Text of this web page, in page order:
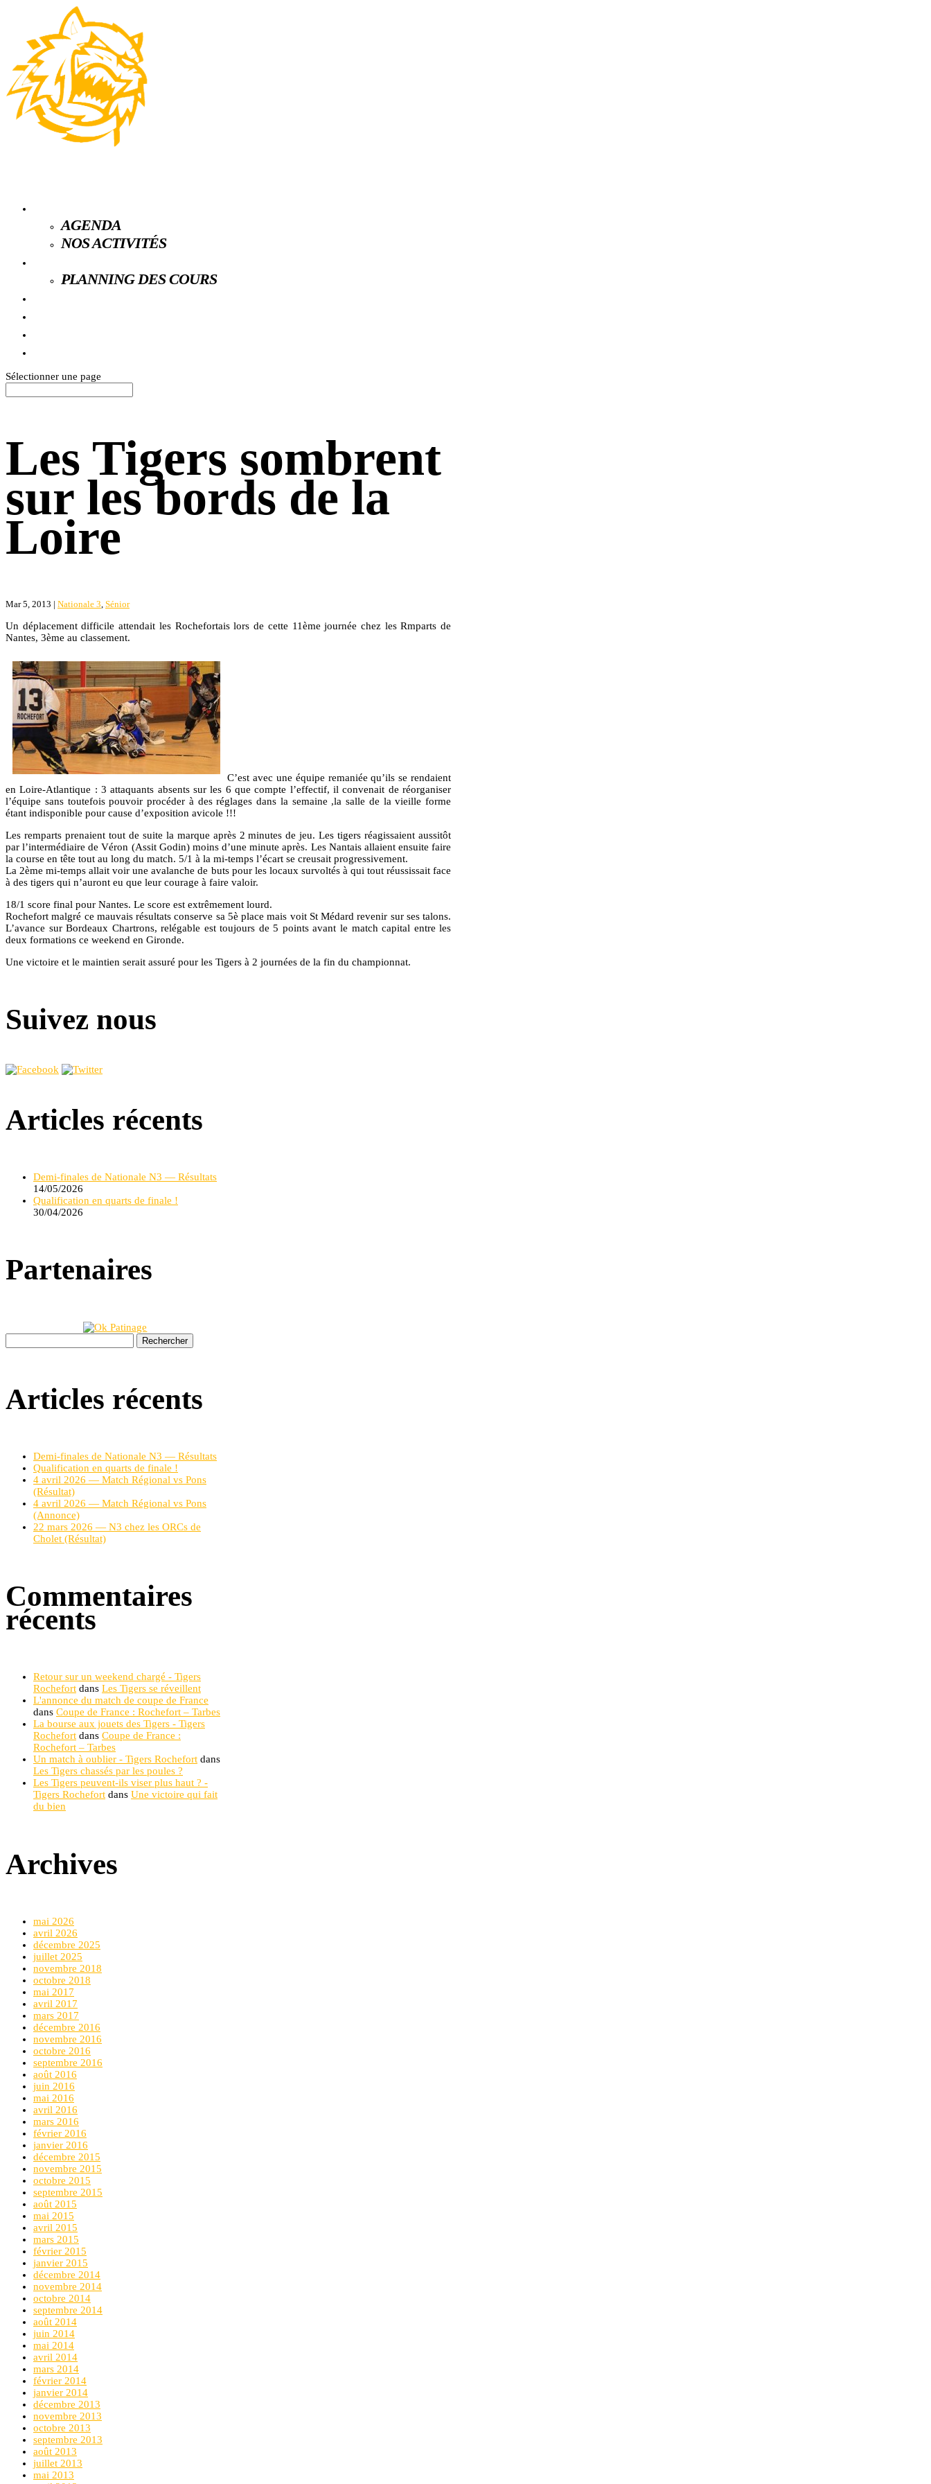
AGENDA
NOS ACTIVITÉS
PLANNING DES COURS
Sélectionner une page
Les Tigers sombrent
sur les bords de la
Loire
Mar 5, 2013 | Nationale 3 Sénior
Un déplacement difficile attendait les Rochefortais lors de cette 11ème journée chez les Rmparts de
Nantes, 3ème au classement.
C’est avec une équipe remaniée qu’ils se rendaient
en Loire-Atlantique : 3 attaquants absents sur les 6 que compte l’effectif, il convenait de réorganiser
l’équipe sans toutefois pouvoir procéder à des réglages dans la semaine ,la salle de la vieille forme
étant indisponible pour cause d’exposition avicole !!!
Les remparts prenaient tout de suite la marque après 2 minutes de jeu. Les tigers réagissaient aussitôt
par l’intermédiaire de Véron (Assit Godin) moins d’une minute après. Les Nantais allaient ensuite faire
la course en tête tout au long du match. 5/1 à la mi-temps l’écart se creusait progressivement.
La 2ème mi-temps allait voir une avalanche de buts pour les locaux survoltés à qui tout réussissait face
à des tigers qui n’auront eu que leur courage à faire valoir.
18/1 score final pour Nantes. Le score est extrêmement lourd.
Rochefort malgré ce mauvais résultats conserve sa 5è place mais voit St Médard revenir sur ses talons.
L’avance sur Bordeaux Chartrons, relégable est toujours de 5 points avant le match capital entre les
deux formations ce weekend en Gironde.
Une victoire et le maintien serait assuré pour les Tigers à 2 journées de la fin du championnat.
Suivez nous
Articles récents
Demi-finales de Nationale N3 — Résultats
14/05/2026
Qualification en quarts de finale !
30/04/2026
Partenaires
Articles récents
Demi-finales de Nationale N3 — Résultats
Qualification en quarts de finale !
4 avril 2026 — Match Régional vs Pons
(Résultat)
4 avril 2026 — Match Régional vs Pons
(Annonce)
22 mars 2026 — N3 chez les ORCs de
Cholet (Résultat)
Commentaires
récents
Retour sur un weekend chargé - Tigers
Rochefort dans Les Tigers se réveillent
L'annonce du match de coupe de France
dans Coupe de France : Rochefort – Tarbes
La bourse aux jouets des Tigers - Tigers
Rochefort dans Coupe de France :
Rochefort – Tarbes
Un match à oublier - Tigers Rochefort dans
Les Tigers chassés par les poules ?
Les Tigers peuvent-ils viser plus haut ? -
Tigers Rochefort dans Une victoire qui fait
du bien
Archives
mai 2026
avril 2026
décembre 2025
juillet 2025
novembre 2018
octobre 2018
mai 2017
avril 2017
mars 2017
décembre 2016
novembre 2016
octobre 2016
septembre 2016
août 2016
juin 2016
mai 2016
avril 2016
mars 2016
février 2016
janvier 2016
décembre 2015
novembre 2015
octobre 2015
septembre 2015
août 2015
mai 2015
avril 2015
mars 2015
février 2015
janvier 2015
décembre 2014
novembre 2014
octobre 2014
septembre 2014
août 2014
juin 2014
mai 2014
avril 2014
mars 2014
février 2014
janvier 2014
décembre 2013
novembre 2013
octobre 2013
septembre 2013
août 2013
juillet 2013
mai 2013